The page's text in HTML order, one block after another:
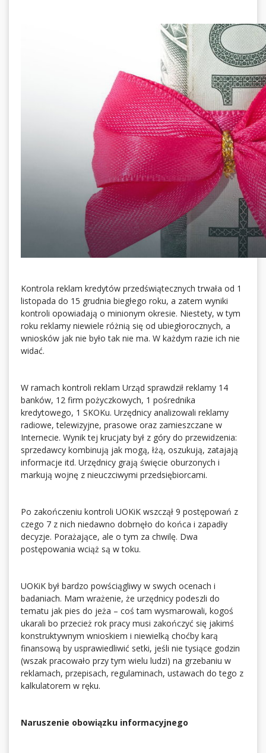
Kontrola reklam kredytów przedświątecznych trwała od 1
listopada do 15 grudnia biegłego roku, a zatem wyniki
kontroli opowiadają o minionym okresie. Niestety, w tym
roku reklamy niewiele różnią się od ubiegłorocznych, a
wniosków jak nie było tak nie ma. W każdym razie ich nie
widać.
W ramach kontroli reklam Urząd sprawdził reklamy 14
banków, 12 firm pożyczkowych, 1 pośrednika
kredytowego, 1 SKOKu. Urzędnicy analizowali reklamy
radiowe, telewizyjne, prasowe oraz zamieszczane w
Internecie. Wynik tej krucjaty był z góry do przewidzenia:
sprzedawcy kombinują jak mogą, łżą, oszukują, zatajają
informacje itd. Urzędnicy grają święcie oburzonych i
markują wojnę z nieuczciwymi przedsiębiorcami.
Po zakończeniu kontroli UOKiK wszczął 9 postępowań z
czego 7 z nich niedawno dobrnęło do końca i zapadły
decyzje. Porażające, ale o tym za chwilę. Dwa
postępowania wciąż są w toku.
UOKiK był bardzo powściągliwy w swych ocenach i
badaniach. Mam wrażenie, że urzędnicy podeszli do
tematu jak pies do jeża – coś tam wysmarowali, kogoś
ukarali bo przecież rok pracy musi zakończyć się jakimś
konstruktywnym wnioskiem i niewielką choćby karą
finansową by usprawiedliwić setki, jeśli nie tysiące godzin
(wszak pracowało przy tym wielu ludzi) na grzebaniu w
reklamach, przepisach, regulaminach, ustawach do tego z
kalkulatorem w ręku.
Naruszenie obowiązku informacyjnego